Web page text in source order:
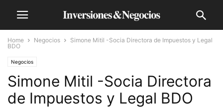
Home Negocios
Simone Mitil -Socia Directora de Impuestos y Legal
BDO
Negocios
Simone Mitil -Socia Directora
de Impuestos y Legal BDO